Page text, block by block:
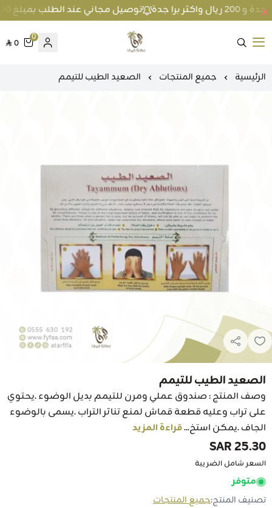
توصيل مجاني عند الطلب بمبلغ 100 ريال واكثر داخل جدة و 200 ريال واكثر برا جدة
متجر عطارة فيفا
0
0
الرئيسية جميع المنتجات الصعيد الطيب للتيمم
الصعيد الطيب للتيمم
وصف المنتج : صندوق عملي ومرن للتيمم بديل الوضوء .يحتوي
على تراب وعليه قطعة قماش لمنع تناثر التراب .يسمى بالوضوء
الجاف .يمكن استخ...قراءة المزيد
25.30 SAR
السعر شامل الضريبة
متوفر
تصنيف المنتج:جميع المنتجات